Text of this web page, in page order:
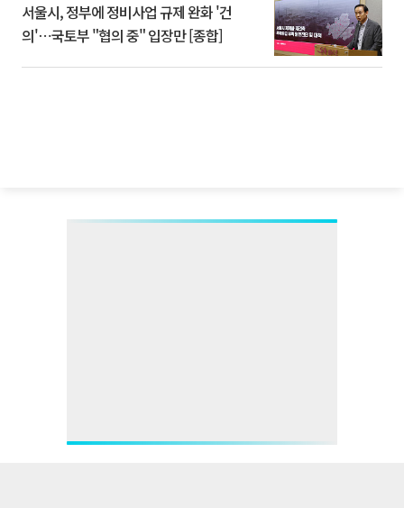
서울시, 정부에 정비사업 규제 완화 '건
의'⋯국토부 "협의 중" 입장만 [종합]